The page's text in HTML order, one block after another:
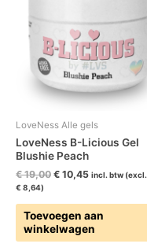
LoveNess Alle gels
LoveNess B-Licious Gel
Blushie Peach
€19,00 € 10,45 incl. btw (excl.
€ 8,64)
Toevoegen aan
winkelwagen